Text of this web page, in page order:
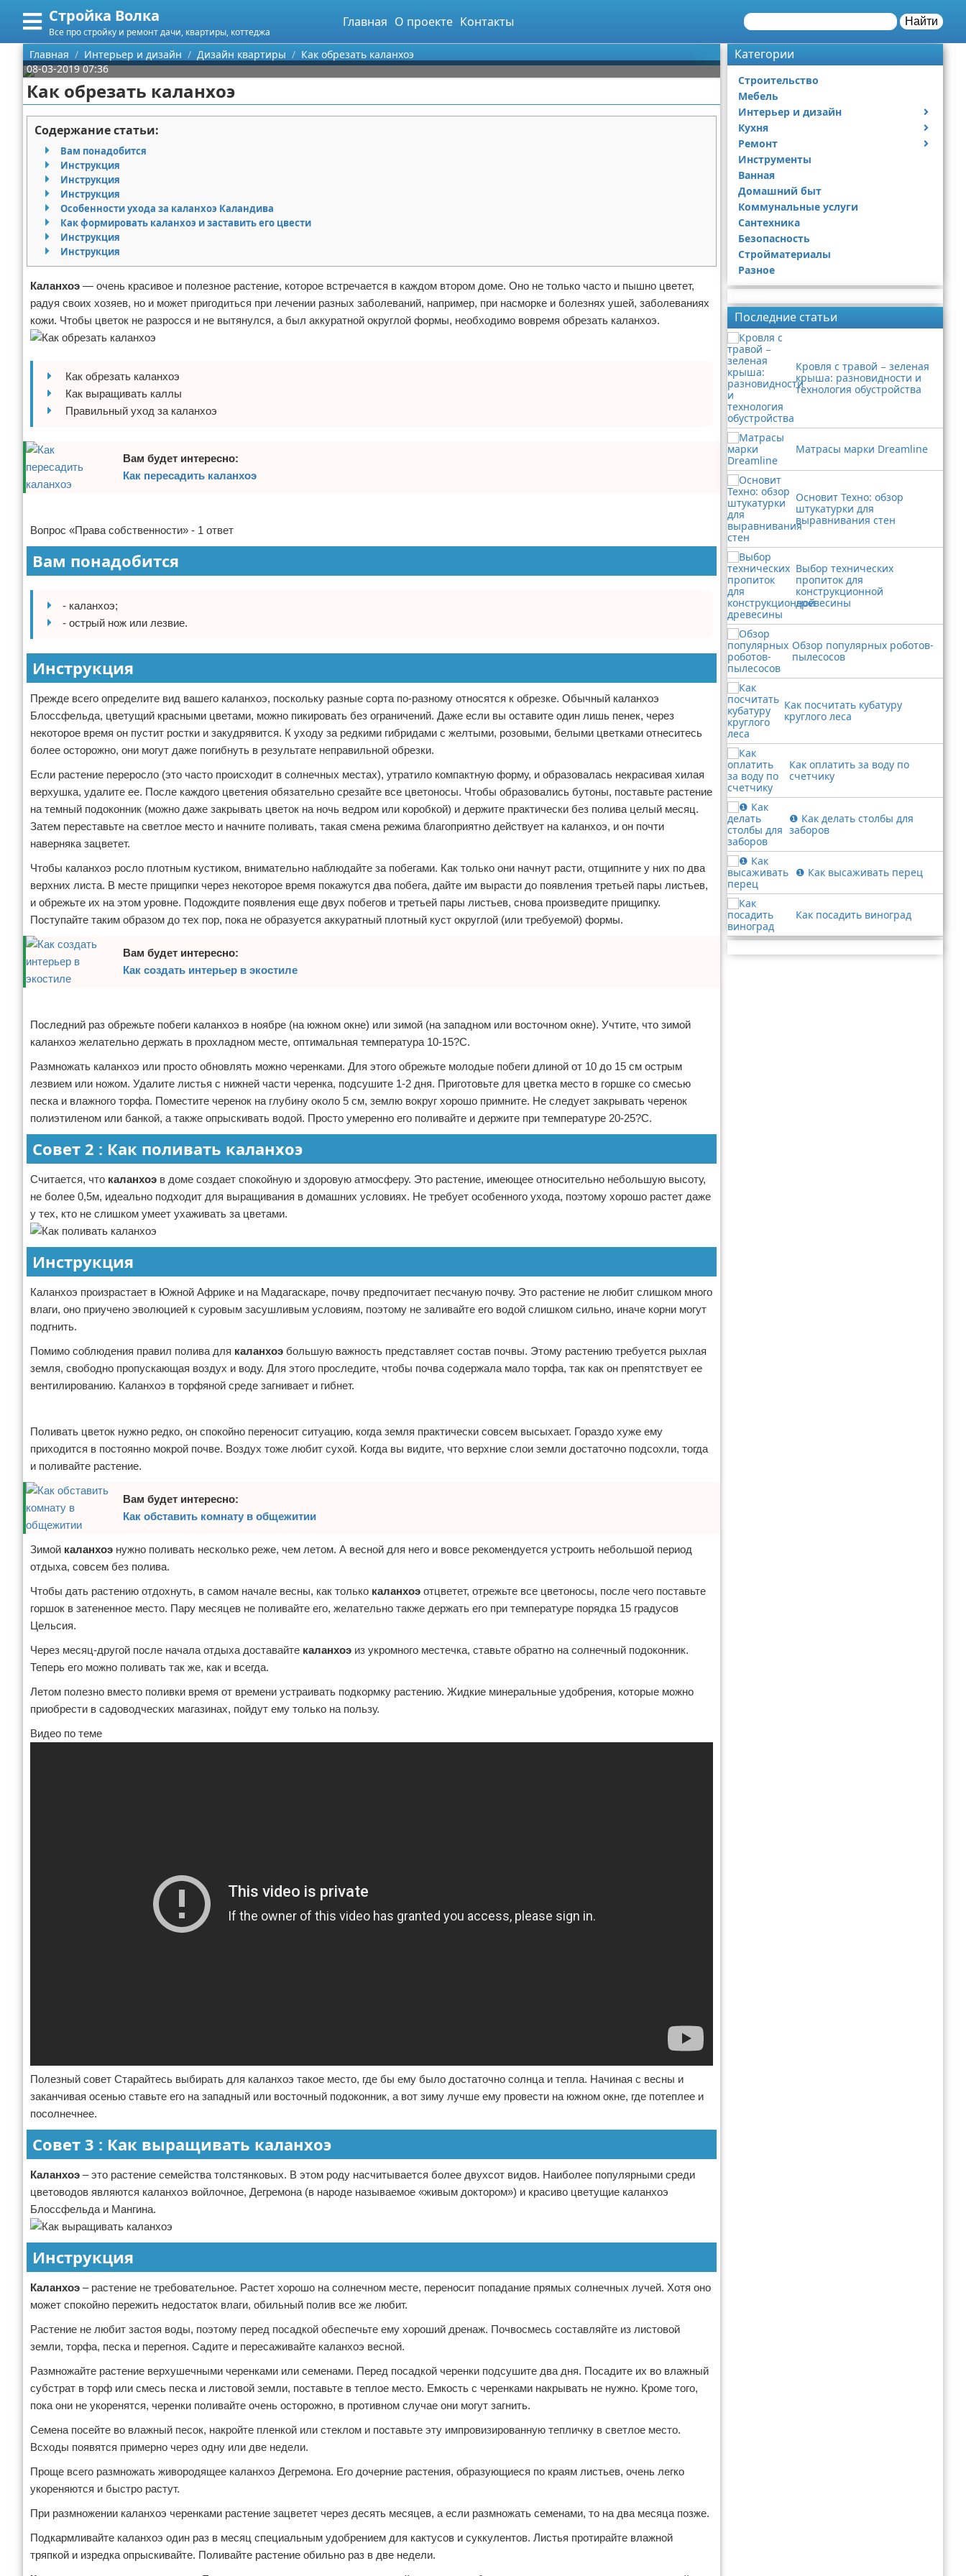
Стройка Волка
Все про стройку и ремонт дачи, квартиры, коттеджа
Главная О проекте Контакты Найти
Меню
Главная
Категории
Строительство
Мебель
Интерьер и дизайн
Дизайн дачи
Дизайн квартиры
Кухня
Посуда
Ремонт
Ремонт квартиры
Ванная
Домашний быт
Коммунальные услуги
Сантехника
Безопасность
Стройматериалы
Поиск
О проекте
Контакты
Сотрудничество
Размещение рекламы
Условия предоставления информации
Отказ от ответственности
Главная Интерьер и дизайн Дизайн квартиры
Как обрезать каланхоэ
08-03-2019 07:36
Как обрезать каланхоэ
Содержание статьи:
Вам понадобится
Инструкция
Инструкция
Инструкция
Особенности ухода за каланхоэ Каландива
Как формировать каланхоэ и заставить его цвести
Инструкция
Инструкция
Каланхоэ — очень красивое и полезное растение, которое встречается в каждом втором доме. Оно не только часто и пышно цветет,
радуя своих хозяев, но и может пригодиться при лечении разных заболеваний, например, при насморке и болезнях ушей, заболеваниях
кожи. Чтобы цветок не разросся и не вытянулся, а был аккуратной округлой формы, необходимо вовремя обрезать каланхоэ.
Как обрезать каланхоэ
Как выращивать каллы
Правильный уход за каланхоэ
Вам будет интересно:
Как пересадить каланхоэ
Вопрос «Права собственности» - 1 ответ
Вам понадобится
- каланхоэ;
- острый нож или лезвие.
Инструкция
Прежде всего определите вид вашего каланхоэ, поскольку разные сорта по-разному относятся к обрезке. Обычный каланхоэ
Блоссфельда, цветущий красными цветами, можно пикировать без ограничений. Даже если вы оставите один лишь пенек, через
некоторое время он пустит ростки и закудрявится. К уходу за редкими гибридами с желтыми, розовыми, белыми цветками отнеситесь
более осторожно, они могут даже погибнуть в результате неправильной обрезки.
Если растение переросло (это часто происходит в солнечных местах), утратило компактную форму, и образовалась некрасивая хилая
верхушка, удалите ее. После каждого цветения обязательно срезайте все цветоносы. Чтобы образовались бутоны, поставьте растение
на темный подоконник (можно даже закрывать цветок на ночь ведром или коробкой) и держите практически без полива целый месяц.
Затем переставьте на светлое место и начните поливать, такая смена режима благоприятно действует на каланхоэ, и он почти
наверняка зацветет.
Чтобы каланхоэ росло плотным кустиком, внимательно наблюдайте за побегами. Как только они начнут расти, отщипните у них по два
верхних листа. В месте прищипки через некоторое время покажутся два побега, дайте им вырасти до появления третьей пары листьев,
и обрежьте их на этом уровне. Подождите появления еще двух побегов и третьей пары листьев, снова произведите прищипку.
Поступайте таким образом до тех пор, пока не образуется аккуратный плотный куст округлой (или требуемой) формы.
Вам будет интересно:
Как создать интерьер в экостиле
Последний раз обрежьте побеги каланхоэ в ноябре (на южном окне) или зимой (на западном или восточном окне). Учтите, что зимой
каланхоэ желательно держать в прохладном месте, оптимальная температура 10-15?С.
Размножать каланхоэ или просто обновлять можно черенками. Для этого обрежьте молодые побеги длиной от 10 до 15 см острым
лезвием или ножом. Удалите листья с нижней части черенка, подсушите 1-2 дня. Приготовьте для цветка место в горшке со смесью
песка и влажного торфа. Поместите черенок на глубину около 5 см, землю вокруг хорошо примните. Не следует закрывать черенок
полиэтиленом или банкой, а также опрыскивать водой. Просто умеренно его поливайте и держите при температуре 20-25?С.
Совет 2 : Как поливать каланхоэ
Считается, что каланхоэ в доме создает спокойную и здоровую атмосферу. Это растение, имеющее относительно небольшую высоту,
не более 0,5м, идеально подходит для выращивания в домашних условиях. Не требует особенного ухода, поэтому хорошо растет даже
у тех, кто не слишком умеет ухаживать за цветами.
Инструкция
Каланхоэ произрастает в Южной Африке и на Мадагаскаре, почву предпочитает песчаную почву. Это растение не любит слишком много
влаги, оно приучено эволюцией к суровым засушливым условиям, поэтому не заливайте его водой слишком сильно, иначе корни могут
подгнить.
Помимо соблюдения правил полива для каланхоэ большую важность представляет состав почвы. Этому растению требуется рыхлая
земля, свободно пропускающая воздух и воду. Для этого проследите, чтобы почва содержала мало торфа, так как он препятствует ее
вентилированию. Каланхоэ в торфяной среде загнивает и гибнет.
Поливать цветок нужно редко, он спокойно переносит ситуацию, когда земля практически совсем высыхает. Гораздо хуже ему
приходится в постоянно мокрой почве. Воздух тоже любит сухой. Когда вы видите, что верхние слои земли достаточно подсохли, тогда
и поливайте растение.
Вам будет интересно:
Как обставить комнату в общежитии
Зимой каланхоэ нужно поливать несколько реже, чем летом. А весной для него и вовсе рекомендуется устроить небольшой период
отдыха, совсем без полива.
Чтобы дать растению отдохнуть, в самом начале весны, как только каланхоэ отцветет, отрежьте все цветоносы, после чего поставьте
горшок в затененное место. Пару месяцев не поливайте его, желательно также держать его при температуре порядка 15 градусов
Цельсия.
Через месяц-другой после начала отдыха доставайте каланхоэ из укромного местечка, ставьте обратно на солнечный подоконник.
Теперь его можно поливать так же, как и всегда.
Летом полезно вместо поливки время от времени устраивать подкормку растению. Жидкие минеральные удобрения, которые можно
приобрести в садоводческих магазинах, пойдут ему только на пользу.
Видео по теме
Полезный совет Старайтесь выбирать для каланхоэ такое место, где бы ему было достаточно солнца и тепла. Начиная с весны и
заканчивая осенью ставьте его на западный или восточный подоконник, а вот зиму лучше ему провести на южном окне, где потеплее и
посолнечнее.
Совет 3 : Как выращивать каланхоэ
Каланхоэ – это растение семейства толстянковых. В этом роду насчитывается более двухсот видов. Наиболее популярными среди
цветоводов являются каланхоэ войлочное, Дегремона (в народе называемое «живым доктором») и красиво цветущие каланхоэ
Блоссфельда и Мангина.
Инструкция
Каланхоэ – растение не требовательное. Растет хорошо на солнечном месте, переносит попадание прямых солнечных лучей. Хотя оно
может спокойно пережить недостаток влаги, обильный полив все же любит.
Растение не любит застоя воды, поэтому перед посадкой обеспечьте ему хороший дренаж. Почвосмесь составляйте из листовой
земли, торфа, песка и перегноя. Садите и пересаживайте каланхоэ весной.
Размножайте растение верхушечными черенками или семенами. Перед посадкой черенки подсушите два дня. Посадите их во влажный
субстрат в торф или смесь песка и листовой земли, поставьте в теплое место. Емкость с черенками накрывать не нужно. Кроме того,
пока они не укоренятся, черенки поливайте очень осторожно, в противном случае они могут загнить.
Семена посейте во влажный песок, накройте пленкой или стеклом и поставьте эту импровизированную тепличку в светлое место.
Всходы появятся примерно через одну или две недели.
Проще всего размножать живородящее каланхоэ Дегремона. Его дочерние растения, образующиеся по краям листьев, очень легко
укореняются и быстро растут.
При размножении каланхоэ черенками растение зацветет через десять месяцев, а если размножать семенами, то на два месяца позже.
Подкармливайте каланхоэ один раз в месяц специальным удобрением для кактусов и суккулентов. Листья протирайте влажной
тряпкой и изредка опрыскивайте. Поливайте растение обильно раз в две недели.
Категории
Строительство
Мебель
Интерьер и дизайн
Дизайн дачи
Дизайн квартиры
Кухня
Посуда
Ремонт
Ремонт дачи
Ремонт квартиры
Инструменты
Ванная
Домашний быт
Коммунальные услуги
Сантехника
Безопасность
Стройматериалы
Разное
Последние статьи
Кровля с травой − зеленая
крыша: разновидности и
технология обустройства
Матрасы марки Dreamline
Основит Техно: обзор
штукатурки для
выравнивания стен
Выбор технических
пропиток для
конструкционной
древесины
Обзор популярных роботов-
пылесосов
Как посчитать кубатуру
круглого леса
Как оплатить за воду по
счетчику
❶ Как делать столбы для
заборов
❶ Как высаживать перец
Как посадить виноград